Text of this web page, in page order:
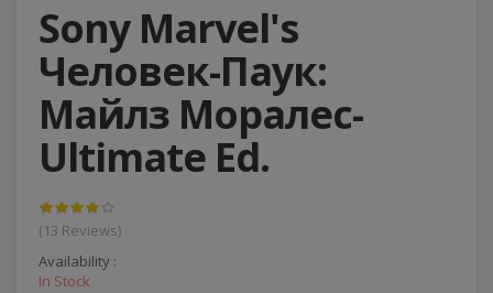
Sony Marvel's
Человек-Паук:
Майлз Моралес-
Ultimate Ed.
(13 Reviews)
Availability :
In Stock